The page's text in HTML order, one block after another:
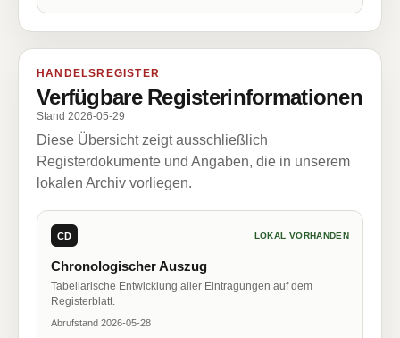
HANDELSREGISTER
Verfügbare Registerinformationen
Stand 2026-05-29
Diese Übersicht zeigt ausschließlich
Registerdokumente und Angaben, die in unserem
lokalen Archiv vorliegen.
CD LOKAL VORHANDEN
Chronologischer Auszug
Tabellarische Entwicklung aller Eintragungen auf dem
Registerblatt.
Abrufstand 2026-05-28